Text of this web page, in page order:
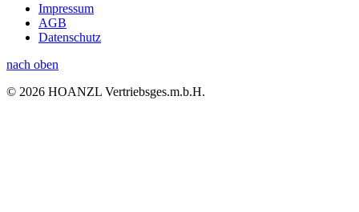
Impressum
AGB
Datenschutz
nach oben
© 2026 HOANZL Vertriebsges.m.b.H.